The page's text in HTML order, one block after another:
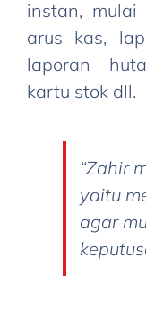
instan,
arus kas,
laporan
kartu stok dll.
“Zahir
yaitu
agar